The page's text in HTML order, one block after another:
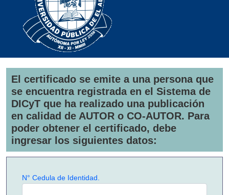
El certificado se emite a una persona que
se encuentra registrada en el Sistema de
DICyT que ha realizado una publicación
en calidad de AUTOR o CO-AUTOR. Para
poder obtener el certificado, debe
ingresar los siguientes datos:
N° Cedula de Identidad.